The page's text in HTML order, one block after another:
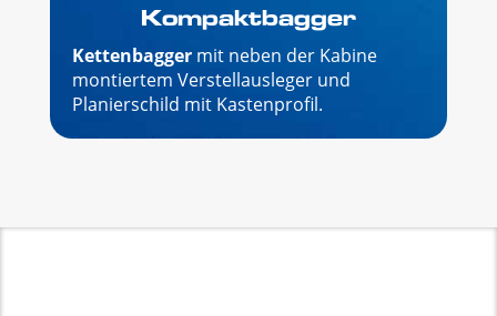
Kompaktbagger
Kettenbaggermit neben der Kabine
montiertem Verstellausleger und
Planierschild mit Kastenprofil.